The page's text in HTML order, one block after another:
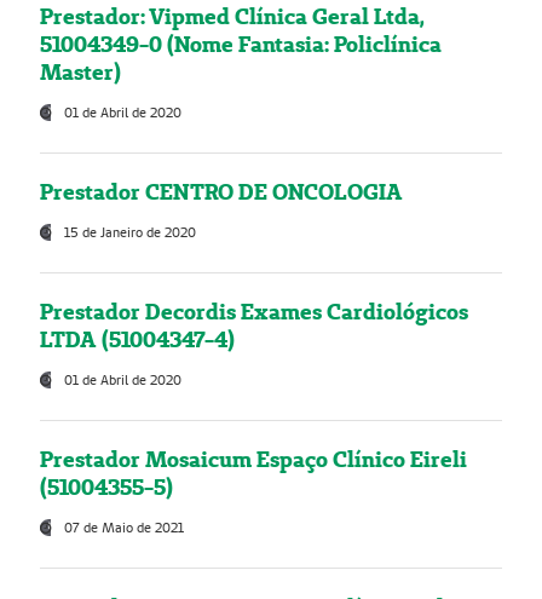
Prestador: Vipmed Clínica Geral Ltda,
51004349-0 (Nome Fantasia: Policlínica
Master)
01 de Abril de 2020
Prestador CENTRO DE ONCOLOGIA
15 de Janeiro de 2020
Prestador Decordis Exames Cardiológicos
LTDA (51004347-4)
01 de Abril de 2020
Prestador Mosaicum Espaço Clínico Eireli
(51004355-5)
07 de Maio de 2021